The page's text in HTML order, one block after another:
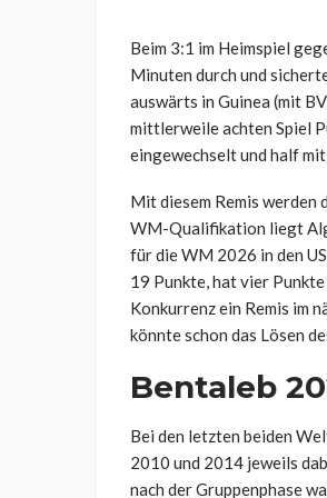
Beim 3:1 im Heimspiel
Minuten durch und
auswärts in Guinea (mit
mittlerweile achten Spiel
eingewechselt und half
Mit diesem Remis
WM-Qualifikation liegt
für die WM 2026 in den
19 Punkte, hat vier
Konkurrenz ein Remis im
könnte schon das Lösen
Bentaleb
Bei den letzten beiden
2010 und 2014 jeweils
nach der Gruppenphase